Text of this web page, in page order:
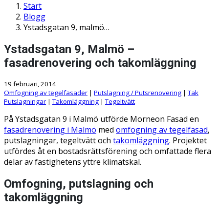
Start
Blogg
Ystadsgatan 9, malmö…
Ystadsgatan 9, Malmö –
fasadrenovering och takomläggning
19 februari, 2014
Omfogning av tegelfasader | Putslagning / Putsrenovering |Tak
Putslagningar |Takomläggning |Tegeltvätt
På Ystadsgatan 9 i Malmö utförde Morneon Fasad en
fasadrenovering i Malmö med omfogning av tegelfasad,
putslagningar, tegeltvätt och takomläggning. Projektet
utfördes åt en bostadsrättsförening och omfattade flera
delar av fastighetens yttre klimatskal.
Omfogning, putslagning och
takomläggning